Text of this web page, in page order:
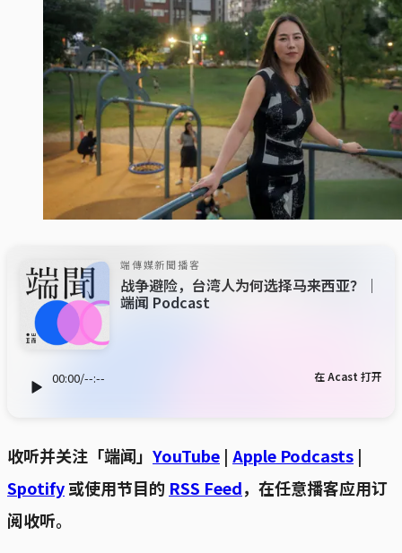
端傳媒新聞播客
战争避险，台湾人为何选择马来西亚？｜
端闻 Podcast
00:00/--:-- 在 Acast 打开
收听并关注「端闻」 YouTube | Apple Podcasts |
Spotify或使用节目的 RSS Feed，在任意播客应用订
阅收听。